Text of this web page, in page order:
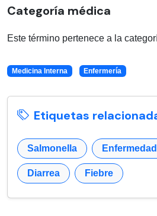
Categoría médica
Este término pertenece a la
Medicina Interna Enfermería
Etiquetas
Salmonella
Diarrea Fiebre